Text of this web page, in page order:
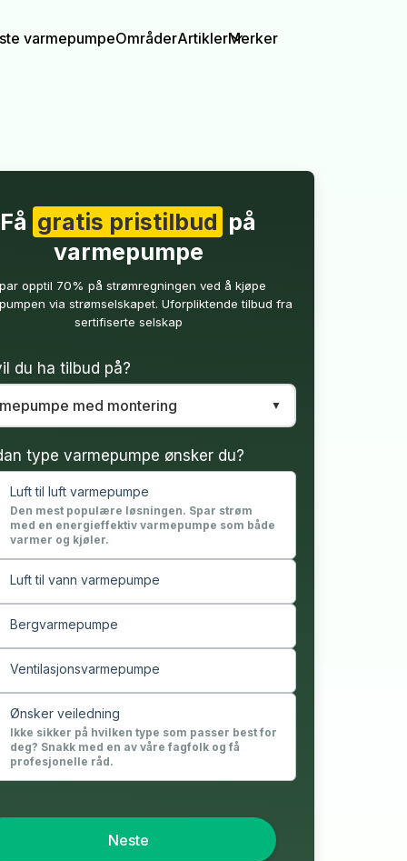
varmepumpeOmråderArtiklerMerker
Få gratis pristilbud på
varmepumpe
opptil 70% på strømregningen ved å kjøpe
via strømselskapet. Uforpliktende tilbud fra
sertifiserte selskap
du ha tilbud på?
type varmepumpe ønsker du?
Luft til luft varmepumpe
Den mest populære løsningen. Spar strøm
med en energieffektiv varmepumpe som både
varmer og kjøler.
Luft til vann varmepumpe
Bergvarmepumpe
Ventilasjonsvarmepumpe
Ønsker veiledning
Ikke sikker på hvilken type som passer best for
deg? Snakk med en av våre fagfolk og få
profesjonelle råd.
Neste